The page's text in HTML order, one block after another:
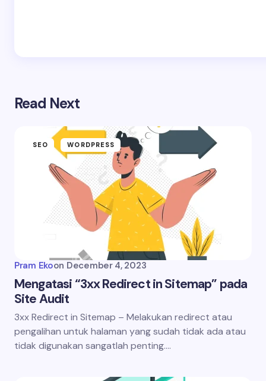
Read Next
SEO WORDPRESS
Pram Ekoon December 4, 2023
Mengatasi “3xx Redirect in Sitemap” pada
Site Audit
3xx Redirect in Sitemap – Melakukan redirect atau
pengalihan untuk halaman yang sudah tidak ada atau
tidak digunakan sangatlah penting.…